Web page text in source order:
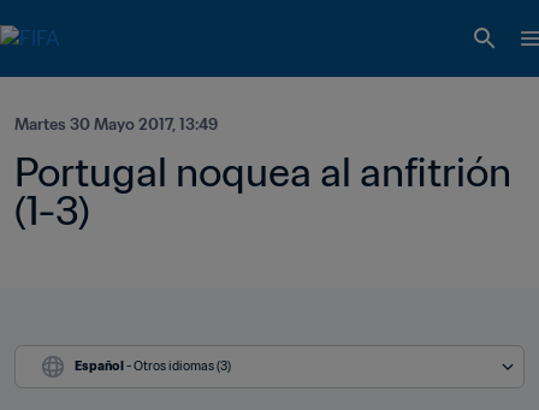
Martes 30 Mayo 2017, 13:49
Portugal noquea al anfitrión
(1-3)
Español - Otros idiomas (3)